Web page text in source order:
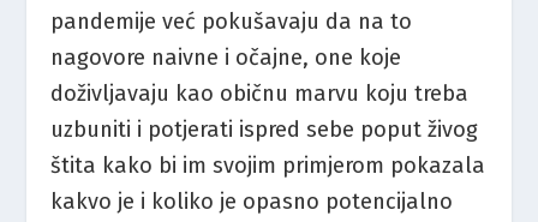
pandemije već pokušavaju da na to
nagovore naivne i očajne, one koje
doživljavaju kao običnu marvu koju treba
uzbuniti i potjerati ispred sebe poput živog
štita kako bi im svojim primjerom pokazala
kakvo je i koliko je opasno potencijalno